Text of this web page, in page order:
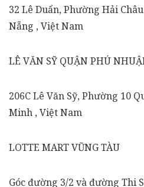
32 Lê Duẩn, Phường Hải
Nẵng , Việt Nam
LÊ VĂN SỸ QUẬN PHÚ
206C Lê Văn Sỹ, Phường 10
Minh , Việt Nam
LOTTE MART VŨNG TÀU
Góc đường 3/2 và đường Thi